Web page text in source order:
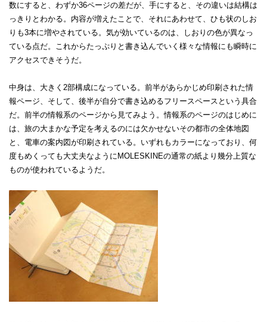
数にすると、わずか36ページの差だが、手にすると、その違いは結構は
っきりとわかる。内容が増えたことで、それにあわせて、ひも状のしお
りも3本に増やされている。気が効いているのは、しおりの色が異なっ
ている点だ。これからたっぷりと書き込んでいく様々な情報にも瞬時に
アクセスできそうだ。
中身は、大きく2部構成になっている。前半があらかじめ印刷された情
報ページ、そして、後半が自分で書き込めるフリースペースという具合
だ。前半の情報系のページから見てみよう。情報系のページのはじめに
は、旅の大まかな予定を考えるのには欠かせないその都市の全体地図
と、電車の案内図が印刷されている。いずれもカラーになっており、何
度もめくっても大丈夫なようにMOLESKINEの通常の紙より幾分上質な
ものが使われているようだ。